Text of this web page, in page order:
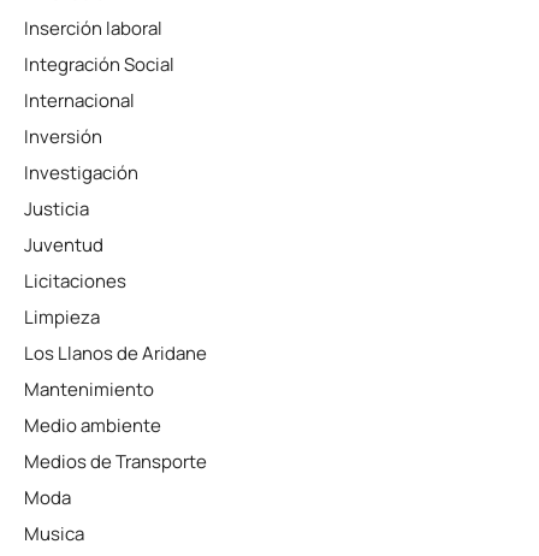
Inserción laboral
Integración Social
Internacional
Inversión
Investigación
Justicia
Juventud
Licitaciones
Limpieza
Los Llanos de Aridane
Mantenimiento
Medio ambiente
Medios de Transporte
Moda
Musica